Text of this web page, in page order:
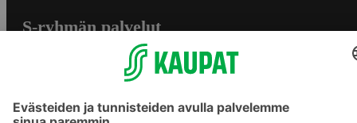
S-ryhmän palvelut
Yhteishyvä Ruoka -sovellus